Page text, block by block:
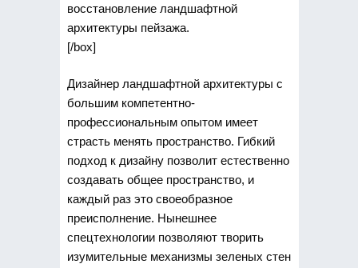
восстановление ландшафтной
архитектуры пейзажа.
[/box]
Дизайнер ландшафтной архитектуры с
большим компетентно-
профессиональным опытом имеет
страсть менять пространство. Гибкий
подход к дизайну позволит естественно
создавать общее пространство, и
каждый раз это своеобразное
преисполнение. Нынешнее
спецтехнологии позволяют творить
изумительные механизмы зеленых стен